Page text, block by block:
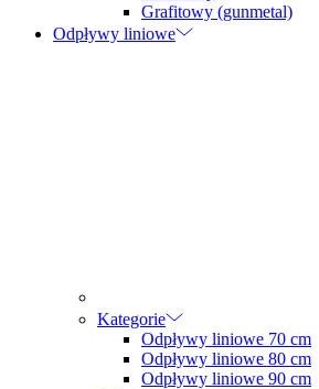
Grafitowy (gunmetal)
Odpływy liniowe
Kategorie
Odpływy liniowe 70 cm
Odpływy liniowe 80 cm
Odpływy liniowe 90 cm